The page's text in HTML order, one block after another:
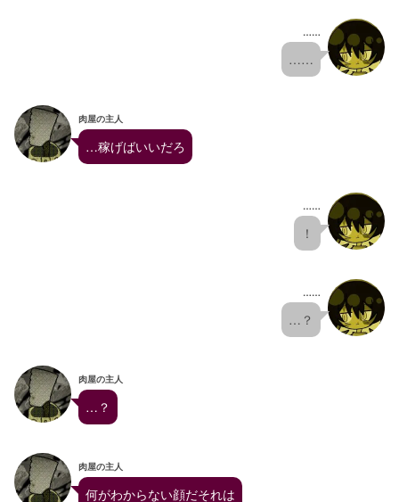
……
……
肉屋の主人
…稼げばいいだろ
……
！
……
…？
肉屋の主人
…？
肉屋の主人
何がわからない顔だそれは